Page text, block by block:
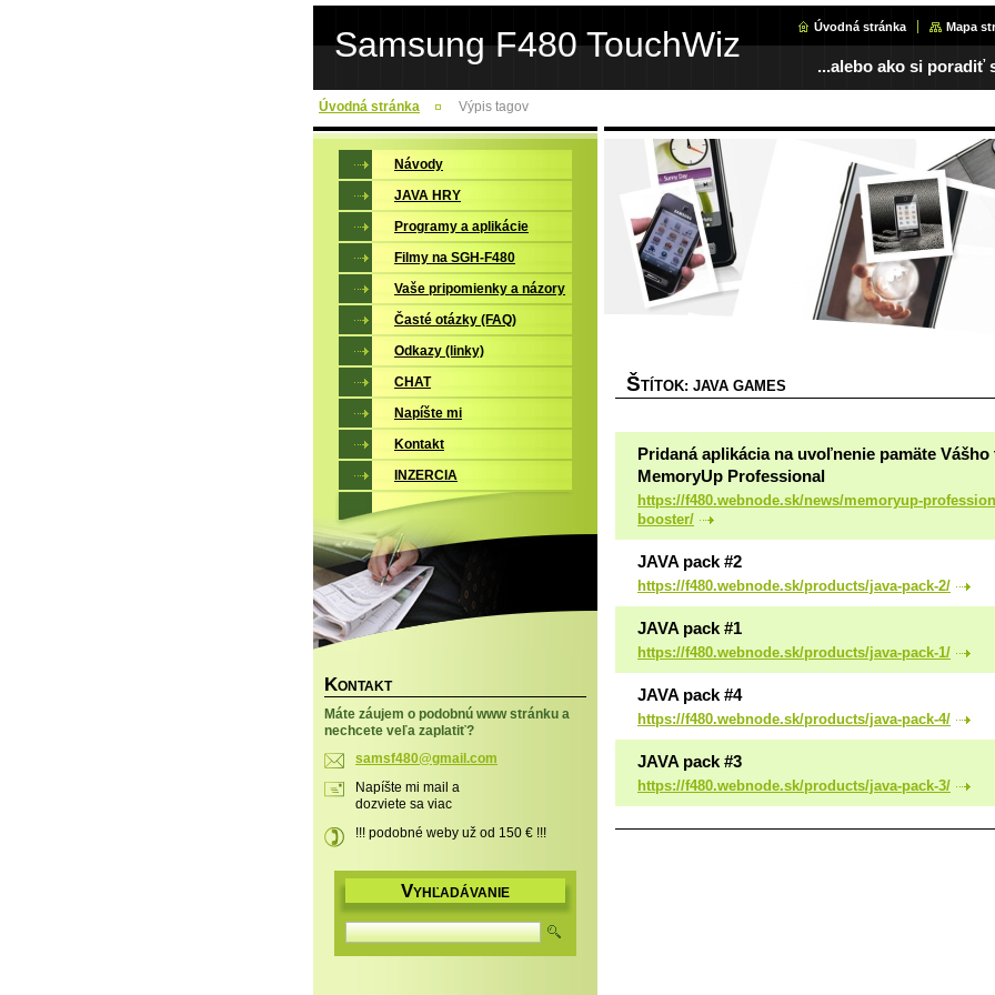
Samsung F480 TouchWiz Úvodná stránka Mapa
...alebo ako si poradiť
Úvodná stránka Výpis tagov
ŠTÍTOK: JAVA GAMES
Pridaná aplikácia na uvoľnenie pamäte
MemoryUp Professional
https://f480.webnode.sk/news/memoryup-
booster/
JAVA pack #2
https://f480.webnode.sk/products/java-pack-2/
JAVA pack #1
https://f480.webnode.sk/products/java-pack-1/
JAVA pack #4
https://f480.webnode.sk/products/java-pack-4/
JAVA pack #3
https://f480.webnode.sk/products/java-pack-3/
Návody
JAVA HRY
Programy a aplikácie
Filmy na SGH-F480
Vaše pripomienky a názory
Časté otázky (FAQ)
Odkazy (linky)
CHAT
Napíšte mi
Kontakt
INZERCIA
KONTAKT
Máte záujem o podobnú www stránku a
nechcete veľa zaplatiť?
samsf480@gmail.com
Napíšte mi mail a
dozviete sa viac
!!! podobné weby už od 150 € !!!
VYHĽADÁVANIE